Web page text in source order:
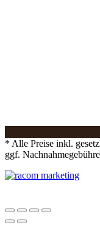
* Alle Preise inkl.
ggf.